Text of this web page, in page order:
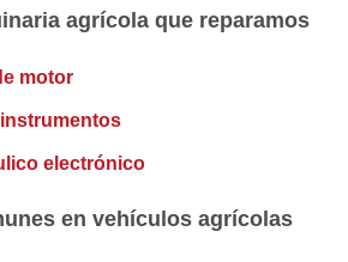
agrícola que reparamos
motor
electrónico
en vehículos agrícolas